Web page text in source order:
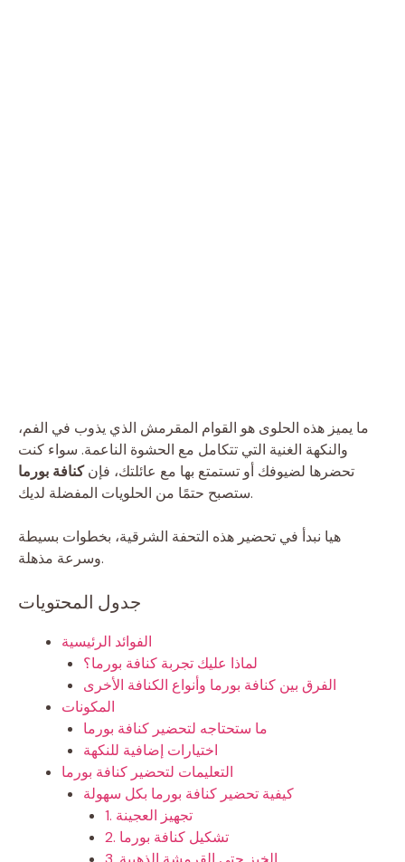
ما يميز هذه الحلوى هو القوام المقرمش الذي يذوب في الفم،
والنكهة الغنية التي تتكامل مع الحشوة الناعمة. سواء كنت
تحضرها لضيوفك أو تستمتع بها مع عائلتك، فإنكنافة بورما
ستصبح حتمًا من الحلويات المفضلة لديك.
هيا نبدأ في تحضير هذه التحفة الشرقية، بخطوات بسيطة
وسرعة مذهلة.
جدول المحتويات
الفوائد الرئيسية
لماذا عليك تجربة كنافة بورما؟
الفرق بين كنافة بورما وأنواع الكنافة الأخرى
المكونات
ما ستحتاجه لتحضير كنافة بورما
اختيارات إضافية للنكهة
التعليمات لتحضير كنافة بورما
كيفية تحضير كنافة بورما بكل سهولة
1. تجهيز العجينة
2. تشكيل كنافة بورما